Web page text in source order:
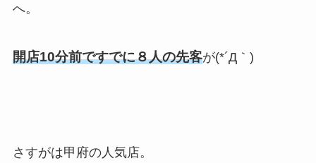
へ。
開店10分前ですでに８人の先客が(*´Д｀)
さすがは甲府の人気店。